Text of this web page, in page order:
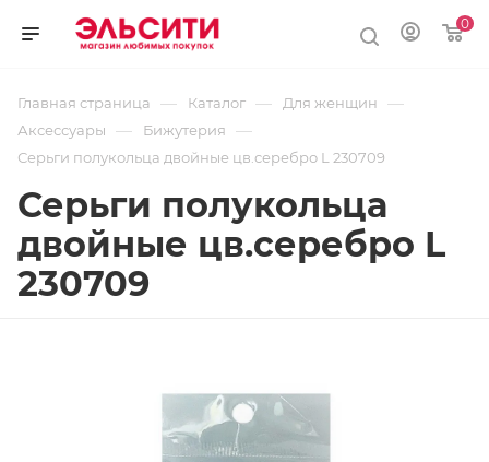
0
Главная страница — Каталог — Для женщин —
Аксессуары — Бижутерия —
Серьги полукольца двойные цв.серебро L 230709
Серьги полукольца
двойные цв.серебро L
230709